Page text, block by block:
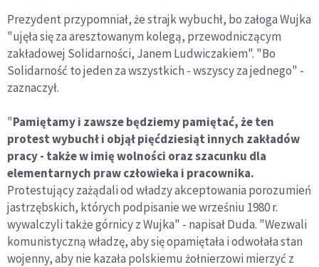
Prezydent przypomniał, że strajk wybuchł, bo załoga Wujka
"ujęła się za aresztowanym kolegą, przewodniczącym
zakładowej Solidarności, Janem Ludwiczakiem". "Bo
Solidarność to jeden za wszystkich - wszyscy za jednego" -
zaznaczył.
"Pamiętamy i zawsze będziemy pamiętać, że ten
protest wybuchł i objął pięćdziesiąt innych zakładów
pracy - także w imię wolności oraz szacunku dla
elementarnych praw człowieka i pracownika.
Protestujący zażądali od władzy akceptowania porozumień
jastrzębskich, których podpisanie we wrześniu 1980 r.
wywalczyli także górnicy z Wujka" - napisał Duda. "Wezwali
komunistyczną władzę, aby się opamiętała i odwołała stan
wojenny, aby nie kazała polskiemu żołnierzowi mierzyć z